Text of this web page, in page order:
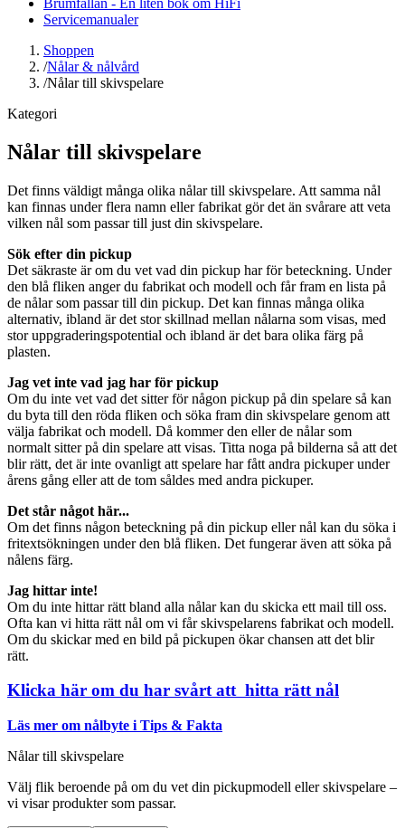
Servicemanualer
Shoppen
/Nålar & nålvård
/Nålar till skivspelare
Kategori
Nålar till skivspelare
Det finns väldigt många olika nålar till skivspelare. Att samma nål
kan finnas under flera namn eller fabrikat gör det än svårare att veta
vilken nål som passar till just din skivspelare.
Sök efter din pickup
Det säkraste är om du vet vad din pickup har för beteckning. Under
den blå fliken anger du fabrikat och modell och får fram en lista på
de nålar som passar till din pickup. Det kan finnas många olika
alternativ, ibland är det stor skillnad mellan nålarna som visas, med
stor uppgraderingspotential och ibland är det bara olika färg på
plasten.
Jag vet inte vad jag har för pickup
Om du inte vet vad det sitter för någon pickup på din spelare så kan
du byta till den röda fliken och söka fram din skivspelare genom att
välja fabrikat och modell. Då kommer den eller de nålar som
normalt sitter på din spelare att visas. Titta noga på bilderna så att det
blir rätt, det är inte ovanligt att spelare har fått andra pickuper under
årens gång eller att de tom såldes med andra pickuper.
Det står något här...
Om det finns någon beteckning på din pickup eller nål kan du söka i
fritextsökningen under den blå fliken. Det fungerar även att söka på
nålens färg.
Jag hittar inte!
Om du inte hittar rätt bland alla nålar kan du skicka ett mail till oss.
Ofta kan vi hitta rätt nål om vi får skivspelarens fabrikat och modell.
Om du skickar med en bild på pickupen ökar chansen att det blir
rätt.
Klicka här om du har svårt att hitta rätt nål
Läs mer om nålbyte i Tips & Fakta
Nålar till skivspelare
Välj flik beroende på om du vet din pickupmodell eller skivspelare –
vi visar produkter som passar.